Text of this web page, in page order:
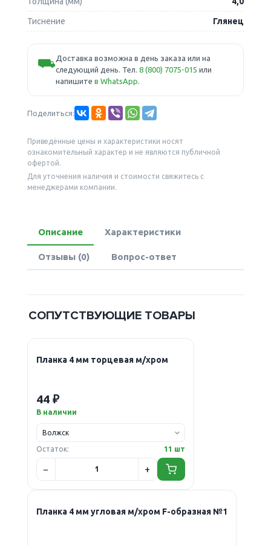
Тиснение Глянец
⛟Доставка возможна в день заказа или на
следующий день. Тел. 8 (800) 7075-015 или
напишите в WhatsApp.
Поделиться:
Приведённые цены и характеристики носят
ознакомительный характер и не являются публичной
офертой.
Для уточнения наличия и стоимости свяжитесь с
менеджерами компании.
Описание Характеристики
Отзывы (0) Вопрос-ответ
СОПУТСТВУЮЩИЕ ТОВАРЫ
Планка 4 мм торцевая м/хром
44 ₽
В наличии
Остаток: 11 шт
Планка 4 мм угловая м/хром F-образная №1